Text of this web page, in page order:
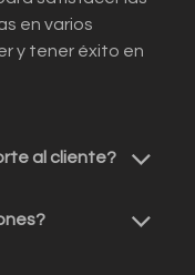
en varios
y tener éxito en
al cliente?